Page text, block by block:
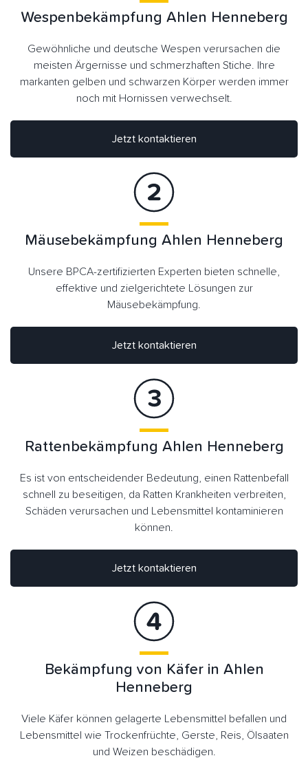
Wespenbekämpfung Ahlen Henneberg
Gewöhnliche und deutsche Wespen verursachen die
meisten Ärgernisse und schmerzhaften Stiche. Ihre
markanten gelben und schwarzen Körper werden immer
noch mit Hornissen verwechselt.
Jetzt kontaktieren
Jetzt kontaktieren
Mäusebekämpfung Ahlen Henneberg
Unsere BPCA-zertifizierten Experten bieten schnelle,
effektive und zielgerichtete Lösungen zur
Mäusebekämpfung.
Rattenbekämpfung Ahlen Henneberg
Es ist von entscheidender Bedeutung, einen Rattenbefall
schnell zu beseitigen, da Ratten Krankheiten verbreiten,
Schäden verursachen und Lebensmittel kontaminieren
können.
Jetzt kontaktieren
Bekämpfung von Käfer in Ahlen
Henneberg
Viele Käfer können gelagerte Lebensmittel befallen und
Lebensmittel wie Trockenfrüchte, Gerste, Reis, Ölsaaten
und Weizen beschädigen.